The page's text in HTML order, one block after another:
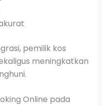
pemilik kos
meningkatkan
Online pada